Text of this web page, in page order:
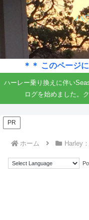
ハ
＊＊ このページ
ハーレー乗り換えに伴い
ログを始めました。
PR
ホーム Harley